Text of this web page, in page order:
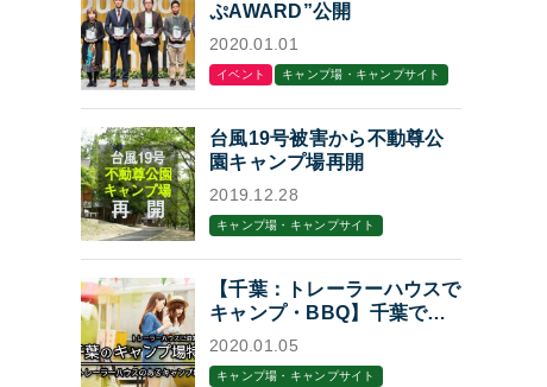
ぷAWARD”公開
2020.01.01
イベント キャンプ場・キャンプサイト
台風19号被害から不動尊公
園キャンプ場再開
2019.12.28
キャンプ場・キャンプサイト
【千葉：トレーラーハウスで
キャンプ・BBQ】千葉でト
レーラーハウスに泊まれるキ
2020.01.05
キャンプ場・キャンプサイト